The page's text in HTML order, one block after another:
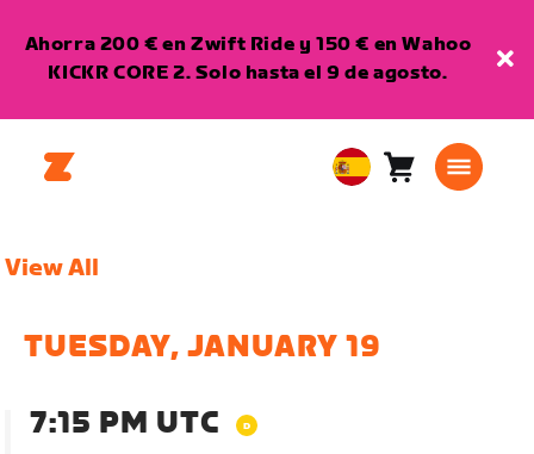
Ahorra 200 € en Zwift Ride y 150 € en Wahoo
KICKR CORE 2. Solo hasta el 9 de agosto.
EuropeanCarro0
View All
TUESDAY, JANUARY 19
7:15 PM UTC